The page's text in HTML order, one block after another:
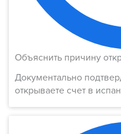
Объяснить причину
Документально
открываете счет в